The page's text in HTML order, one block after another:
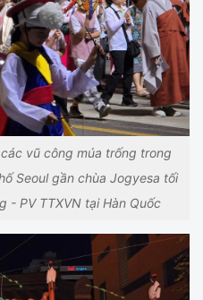
vũ công múa trống trong
Seoul gần chùa Jogyesa tối
- PV TTXVN tại Hàn Quốc